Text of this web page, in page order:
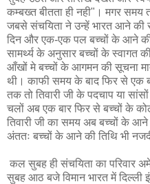
कम्बख्त बीतता ही नही"। मगर समय
जबसे संचयिता ने उन्हें भारत आने की
दिन और एक-एक पल बच्चों के आने की
सामर्थ्य के अनुसार बच्चों के स्वागत
आँखों मे बच्चों के आगमन की सूचना
थी। काफी समय के बाद फिर से एक
तक तो तिवारी जी के पदचाप या
चलों अब एक बार फिर से बच्चों के
तिवारी जी का समय अब बच्चों के आने
अंततः बच्चों के आने की तिथि भी
कल सुबह ही संचयिता का परिवार
सुबह आठ बजे विमान भारत में दिल्ली